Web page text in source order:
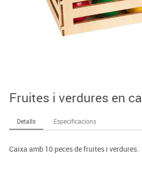
Fruites i verdures en
Detalls Especificacions
Caixa amb 10 peces de fruites i verdures.